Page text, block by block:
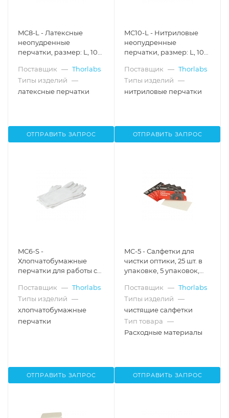
MC8-L - Латексные
неопудренные
перчатки, размер: L, 100
Поставщик — Thorlabs
Типы изделий —
латексные перчатки
ОТПРАВИТЬ ЗАПРОС
MC10-L - Нитриловые
неопудренные
перчатки, размер: L, 100
Поставщик — Thorlabs
Типы изделий —
нитриловые перчатки
ОТПРАВИТЬ ЗАПРОС
MC6-S -
Хлопчатобумажные
перчатки для работы с
пар, Thorlabs
Поставщик — Thorlabs
Типы изделий —
хлопчатобумажные
перчатки
ОТПРАВИТЬ ЗАПРОС
MC-5 - Салфетки для
чистки оптики, 25 шт. в
упаковке, 5 упаковок,
Поставщик — Thorlabs
Типы изделий —
чистящие салфетки
Тип товара —
Расходные материалы
ОТПРАВИТЬ ЗАПРОС